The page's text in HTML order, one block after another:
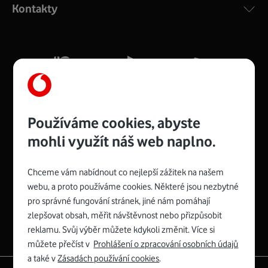
silný signál pro celou domácnost. Kompaktní rozměry 21
Více o COMPAL CH7465VF
Zyxel VMG8623-T50B:
Rozměry modemu jsou 16 x 22 x 7,5 cm (včetně stojánku)
a nabízí 4 gigabitové LAN porty a bezdrátové připojení Wi-
Fi ve verzích 802.11 b/g/n/ac pro frekvenci 2,4 GHz a
Spojte se s Vodafonem
Kontakty
Používáme cookies, abyste
mohli využít náš web naplno.
Chceme vám nabídnout co nejlepší zážitek na našem
webu, a proto používáme cookies. Některé jsou nezbytné
pro správné fungování stránek, jiné nám pomáhají
zlepšovat obsah, měřit návštěvnost nebo přizpůsobit
reklamu. Svůj výběr můžete kdykoli změnit. Více si
můžete přečíst v Prohlášení o zpracování osobních údajů
a také vZásadách používání cookies.